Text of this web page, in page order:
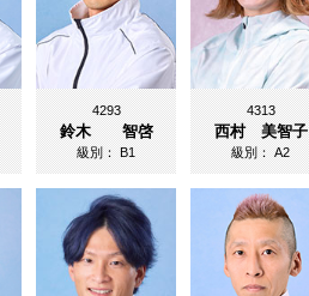
4293
鈴木 智啓
級別：B1
4313
西村 美智子
級別：A2